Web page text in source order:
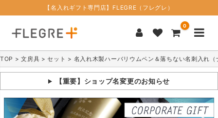
【名入れギフト専門店】FLEGRE（フレグレ）
0
TOP 文房具 セット 名入れ木製ハーバリウムペン＆落ちない名刺入れ
【重要】ショップ名変更のお知らせ